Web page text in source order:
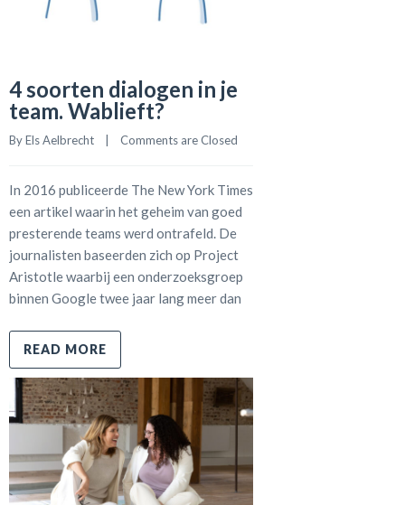
4 soorten dialogen in je
team. Wablieft?
By Els Aelbrecht
    |
Comments are Closed
In 2016 publiceerde The New York Times
een artikel waarin het geheim van goed
presterende teams werd ontrafeld. De
journalisten baseerden zich op Project
Aristotle waarbij een onderzoeksgroep
binnen Google twee jaar lang meer dan
READ MORE